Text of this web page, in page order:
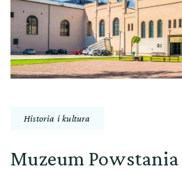
Historia i kultura
Muzeum Powstania